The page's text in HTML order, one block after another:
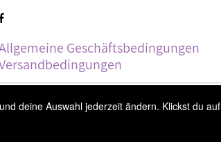
Geschäftsbedingungen
deine Auswahl jederzeit ändern. Klickst du auf